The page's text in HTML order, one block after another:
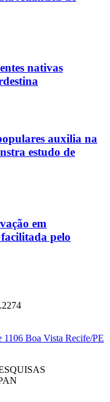
nativas
auxilia na
estudo de
em
pelo
1106 Boa Vista Recife/PE